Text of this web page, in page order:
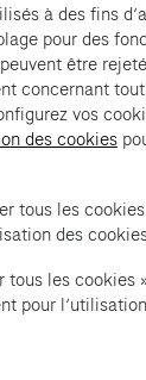
is an offer
(opens in a new
Data privacy of
of the
a new tab)
privacy policy
tab)
à des fins
pour des
être
concernant
vos
des cookies
tous les
des
tous les cookies
pour